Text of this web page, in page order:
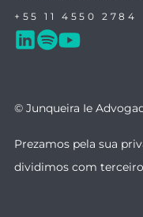
+55 11 4550 2784
© Junqueira Ie
Prezamos pela sua
dividimos com